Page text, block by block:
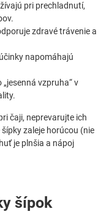
pri prechladnutí,
zdravé trávenie a
napomáhajú
vzpruha“ v
čaji, neprevarujte ich
zaleje horúcou (nie
je plnšia a nápoj
šípok